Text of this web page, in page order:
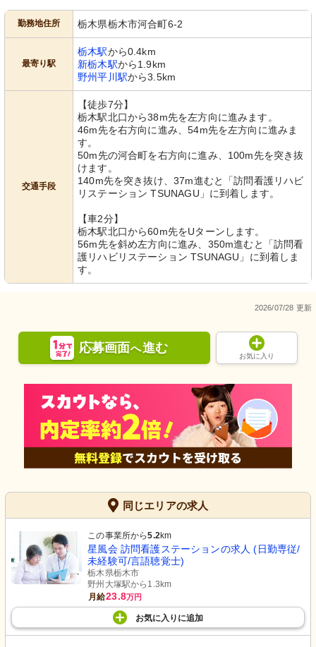
勤務地住所 栃木県栃木市河合町6-2
最寄り駅
栃木駅から0.4km
新栃木駅から1.9km
野州平川駅から3.5km
交通手段
【徒歩7分】
栃木駅北口から38m先を左方向に進みます。
46m先を右方向に進み、54m先を左方向に進みま
す。
50m先の河合町を右方向に進み、100m先を突き抜
けます。
140m先を突き抜け、37m進むと「訪問看護リハビ
リステーション TSUNAGU」に到着します。
【車2分】
栃木駅北口から60m先をUターンします。
56m先を斜め左方向に進み、350m進むと「訪問看
護リハビリステーション TSUNAGU」に到着しま
す。
2026/07/28 更新
応募画面へ進む
お気に入り
同じエリアの求人
この事業所から5.2km
星風会 訪問看護ステーションの求人 (日勤専従/
未経験可/言語聴覚士)
栃木県栃木市
野州大塚駅から1.3km
月給23.8万円
お気に入り に追加